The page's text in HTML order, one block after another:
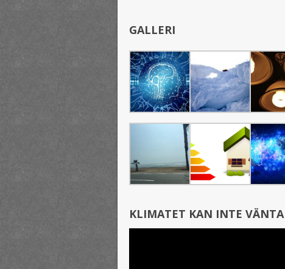
GALLERI
KLIMATET KAN INTE VÄNTA